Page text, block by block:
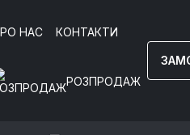
НАС КОНТАКТИ
РОЗПРОДАЖ